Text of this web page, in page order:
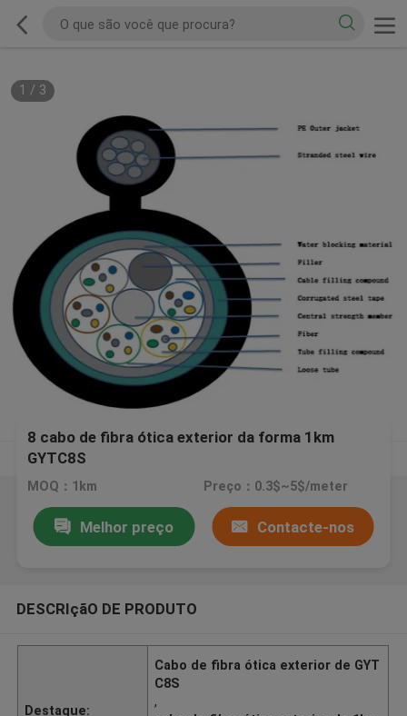
1 / 3
8 cabo de fibra ótica exterior da forma 1km
GYTC8S
MOQ：1km Preço：0.3$~5$/meter
Melhor preço Contacte-nos
DESCRIçãO DE PRODUTO
Destaque:
Cabo de fibra ótica exterior de GYT
C8S
,